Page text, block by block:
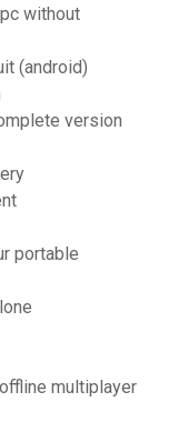
without
(android)
version
portable
multiplayer